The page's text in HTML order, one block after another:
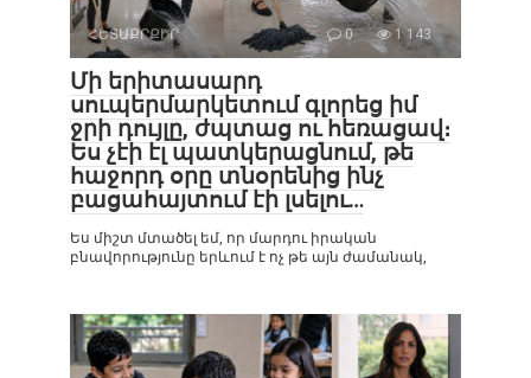
ՀԵՏԱՔՐՔԻՐ 0 1 143
Մի երիտասարդ
սուպերմարկետում գլորեց իմ
ջրի դույլը, ժպտաց ու հեռացավ։
Ես չէի էլ պատկերացնում, թե
հաջորդ օրը տնօրենից ինչ
բացահայտում էի լսելու…
Ես միշտ մտածել եմ, որ մարդու իրական
բնավորությունը երևում է ոչ թե այն ժամանակ,